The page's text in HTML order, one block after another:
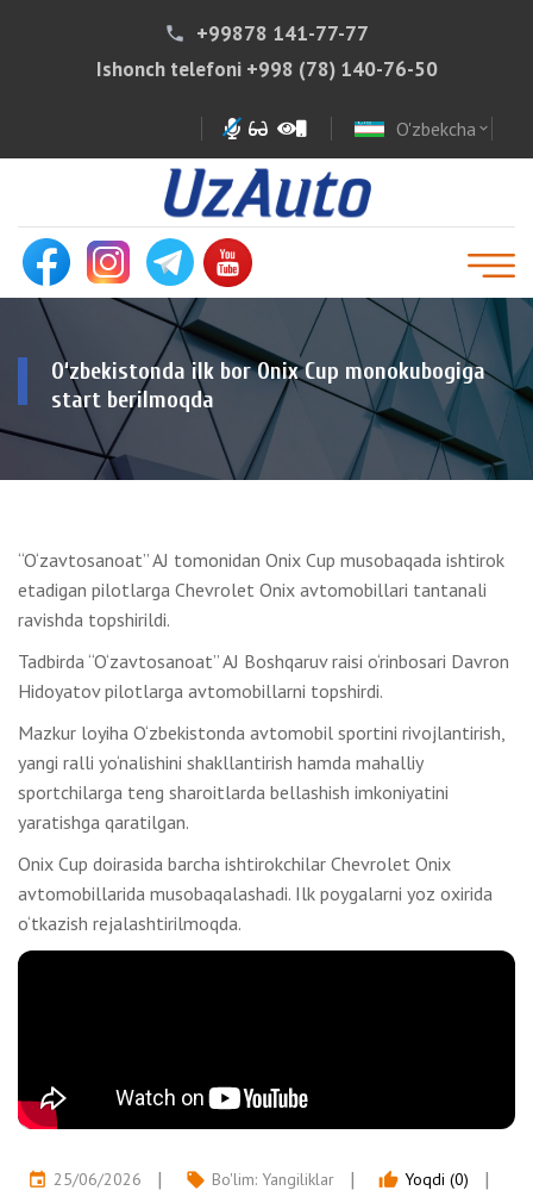
phone
+99878 141-77-77
Ishonch telefoni +998 (78) 140-76-50
O'zbekcha expand_more
O‘zbekistonda ilk bor Onix Cup monokubogiga
start berilmoqda
“O‘zavtosanoat” AJ tomonidan Onix Cup musobaqada ishtirok
etadigan pilotlarga Chevrolet Onix avtomobillari tantanali
ravishda topshirildi.
Tadbirda “O‘zavtosanoat” AJ Boshqaruv raisi o‘rinbosari Davron
Hidoyatov pilotlarga avtomobillarni topshirdi.
Mazkur loyiha O‘zbekistonda avtomobil sportini rivojlantirish,
yangi ralli yo‘nalishini shakllantirish hamda mahalliy
sportchilarga teng sharoitlarda bellashish imkoniyatini
yaratishga qaratilgan.
Onix Cup doirasida barcha ishtirokchilar Chevrolet Onix
avtomobillarida musobaqalashadi. Ilk poygalarni yoz oxirida
o‘tkazish rejalashtirilmoqda.
event 25/06/2026 local_offer Bo'lim: Yangiliklar thumb_up Yoqdi (0)